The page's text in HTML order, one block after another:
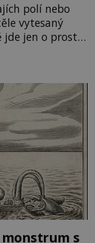
polí nebo
vytesaný
jde jen o prostý
z nich mají
kdy se vrah a
na usmíření.
s